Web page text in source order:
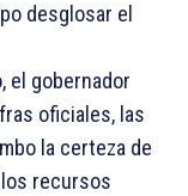
desglosar el
el gobernador
oficiales, las
la certeza de
recursos